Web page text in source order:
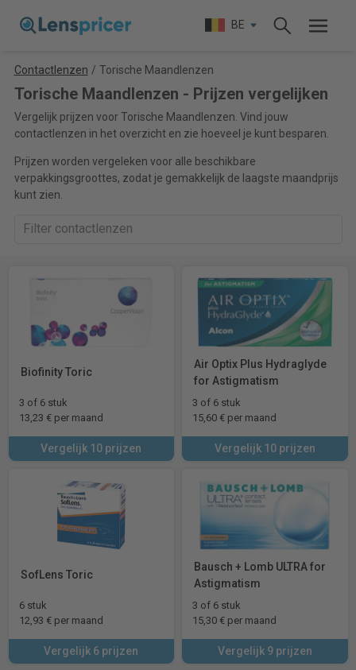
BE
Contactlenzen / Torische Maandlenzen
Torische Maandlenzen - Prijzen vergelijken
Vergelijk prijzen voor Torische Maandlenzen. Vind jouw
contactlenzen in het overzicht en zie hoeveel je kunt besparen.
Prijzen worden vergeleken voor alle beschikbare
verpakkingsgroottes, zodat je gemakkelijk de laagste maandprijs
kunt zien.
Biofinity Toric
3 of 6 stuk
13,23 € per maand
Vergelijk 10 prijzen
Air Optix Plus Hydraglyde
for Astigmatism
3 of 6 stuk
15,60 € per maand
Vergelijk 10 prijzen
SofLens Toric
6 stuk
12,93 € per maand
Vergelijk 6 prijzen
Bausch + Lomb ULTRA for
Astigmatism
3 of 6 stuk
15,30 € per maand
Vergelijk 9 prijzen